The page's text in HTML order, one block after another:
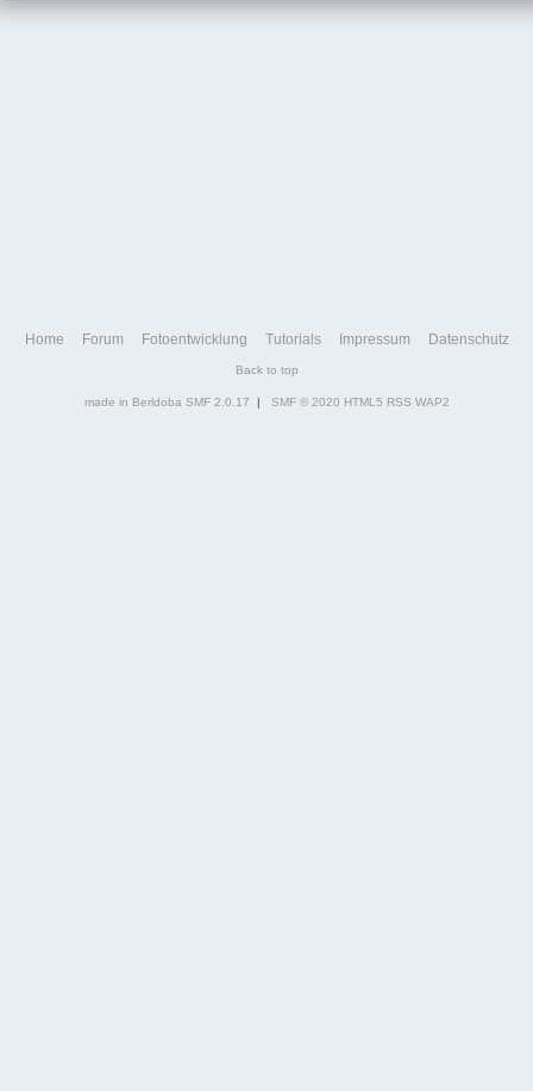
Home Forum Fotoentwicklung Tutorials Impressum Datenschutz
Back to top
made in Berldoba SMF 2.0.17 | SMF © 2020 HTML5 RSS WAP2